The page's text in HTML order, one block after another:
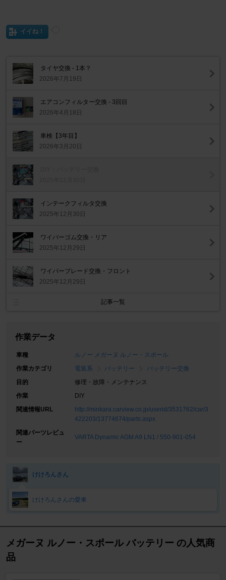
イイね！
タイヤ交換 - 1本？
2026年7月19日
エアコンフィルター交換 - 3回目
2026年4月18日
車検【3年目】
2026年3月20日
インテークフィルタ交換
2025年12月30日
ワイパーゴム交換・リア
2025年12月29日
ワイパーブレード交換・フロント
2025年12月29日
記事一覧
作業データ
車種
ルノー メガーヌ ルノー・スポール
作業カテゴリ
電装系 バッテリー
バッテリー交換
目的
修理・故障・メンテナンス
作業
DIY
関連情報URL
http://minkara.carview.co.jp/userid/3531762/car/3
422203/13774674/parts.aspx
関連パーツレビュ
ー
VARTA Dynamic AGM A9 LN1 / 550-901-054
けけろんさん
けけろんさんの愛車
メガーヌ ルノー・スポール バッテリー の人気商
品